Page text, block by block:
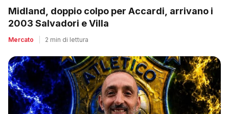
Midland, doppio colpo per Accardi, arrivano i
2003 Salvadori e Villa
Mercato 2 min di lettura